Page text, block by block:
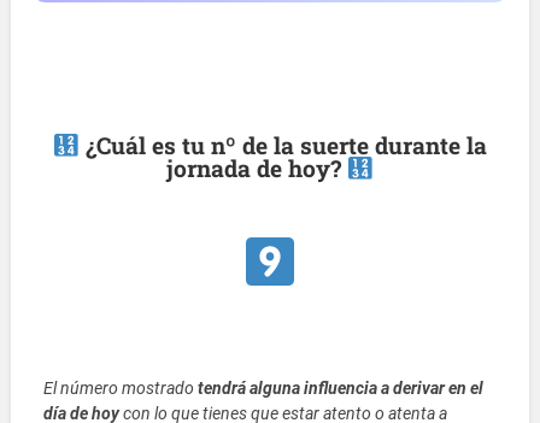
¿Cuál es tu nº de la suerte durante la
jornada de hoy?
El número mostradotendrá alguna influencia a derivar en el
día de hoycon lo que tienes que estar atento o atenta a